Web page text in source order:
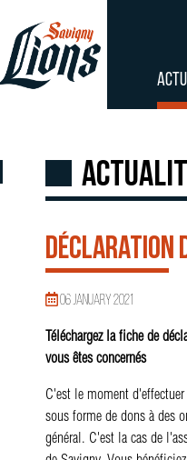
Déclaration
06 January 2021
Téléchargez la fiche de
vous êtes concernés
C'est le moment d'effectuer
sous forme de dons à des
général. C'est la cas de